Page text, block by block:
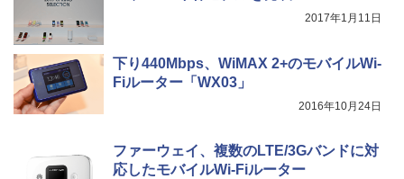
2017年1月11日
下り440Mbps、WiMAX 2+のモバイルWi-
Fiルーター「WX03」
2016年10月24日
ファーウェイ、複数のLTE/3Gバンドに対
応したモバイルWi-Fiルーター